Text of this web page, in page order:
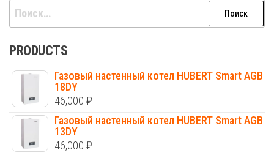
Найти:
PRODUCTS
Газовый настенный котел HUBERT Smart AGB
18DY
46,000 ₽
Газовый настенный котел HUBERT Smart AGB
13DY
46,000 ₽